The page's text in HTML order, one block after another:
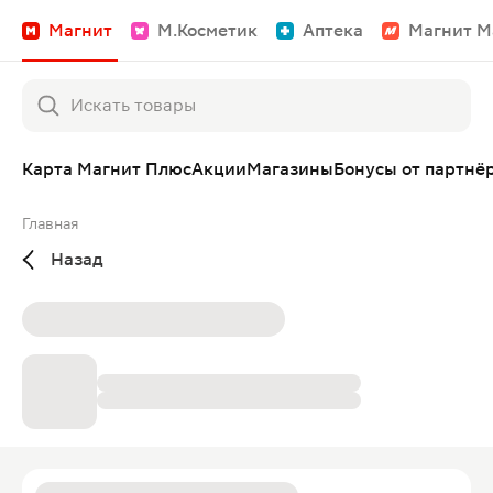
Магнит М.Косметик Аптека Магнит
Карта Магнит ПлюсАкцииМагазиныБонусы от
Главная
Назад